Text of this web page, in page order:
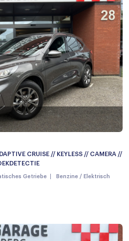
achter
CRUISE // KEYLESS // CAMERA //
Getriebe Benzine / Elektrisch